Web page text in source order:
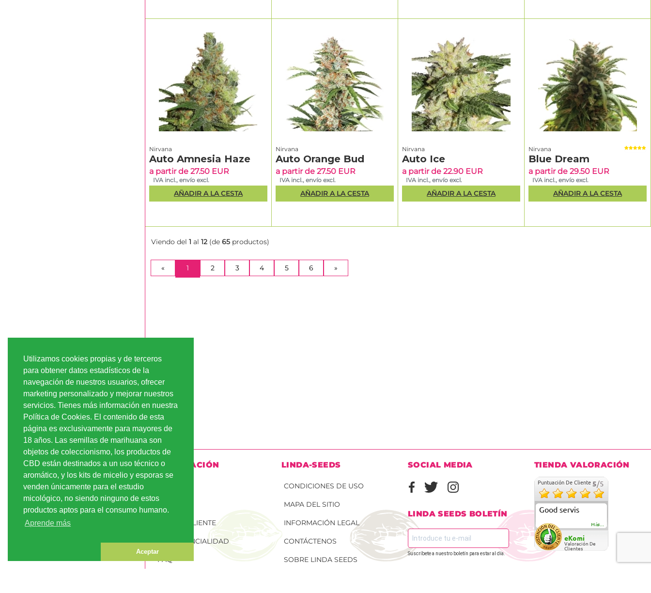
Utilizamos cookies propias y de terceros
para obtener datos estadísticos de la
navegación de nuestros usuarios, ofrecer
marketing personalizado y mejorar nuestros
servicios. Tienes más información en nuestra
Política de Cookies. El contenido de esta
página es exclusivamente para mayores de
18 años. Las semillas de marihuana son
objetos de coleccionismo, los productos de
CBD están destinados a un uso técnico o
aromático, y los kits de micelio y esporas se
venden únicamente para el estudio
micológico, no siendo ninguno de estos
productos aptos para el consumo humano.
Aprende más
Aceptar
Nirvana
Auto Amnesia Haze
a partir de 27.50 EUR
IVA incl., envío excl.
AÑADIR A LA CESTA
Nirvana
Auto Orange Bud
a partir de 27.50 EUR
IVA incl., envío excl.
AÑADIR A LA CESTA
Nirvana
Auto Ice
a partir de 22.90 EUR
IVA incl., envío excl.
AÑADIR A LA CESTA
Nirvana
Blue Dream
a partir de 29.50 EUR
IVA incl., envío excl.
AÑADIR A LA CESTA
Viendo del 1 al 12 (de 65 productos)
« 1 (CURRENT)
2 3 4 5 6 »
INFORMACIÓN
CUENTA CLIENTE
CONFIDENCIALIDAD
FAQ
LINDA-SEEDS
CONDICIONES DE USO
MAPA DEL SITIO
INFORMACIÓN LEGAL
CONTÁCTENOS
SOBRE LINDA SEEDS
SOCIAL MEDIA
LINDA SEEDS BOLETÍN
Suscríbete a nuestro boletín para estar al día.
TIENDA VALORACIÓN
Puntuación De Cliente 5/5
Good servis
Más...
eKomi
Valoración De
Clientes